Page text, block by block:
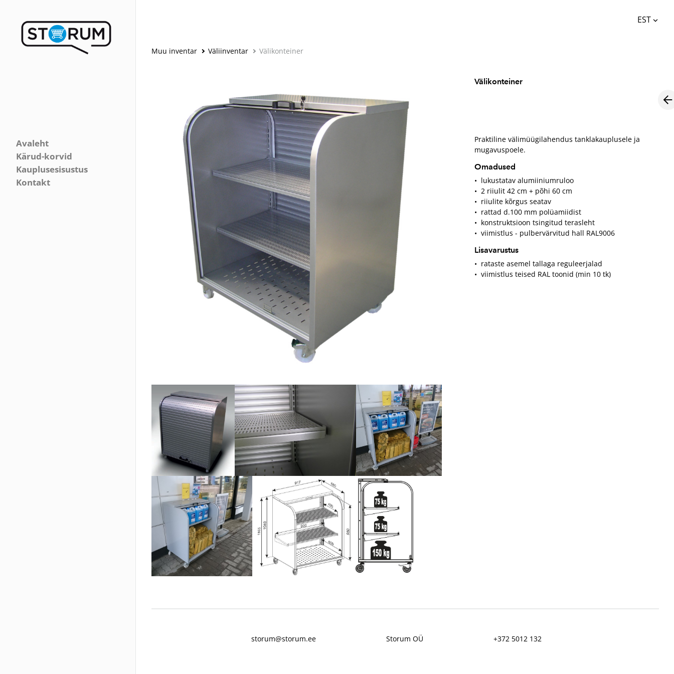
EST
Avaleht
Kärud-korvid
Kauplusesisustus
Kontakt
Muu inventar Väliinventar Välikonteiner
Välikonteiner
Praktiline välimüügilahendus tanklakauplusele ja
mugavuspoele.
Omadused
• lukustatav alumiiniumruloo
• 2 riiulit 42 cm + põhi 60 cm
• riiulite kõrgus seatav
• rattad d.100 mm polüamiidist
• konstruktsioon tsingitud terasleht
• viimistlus - pulbervärvitud hall RAL9006
Lisavarustus
• rataste asemel tallaga reguleerjalad
• viimistlus teised RAL toonid (min 10 tk)
storum@storum.ee Storum OÜ +372 5012 132